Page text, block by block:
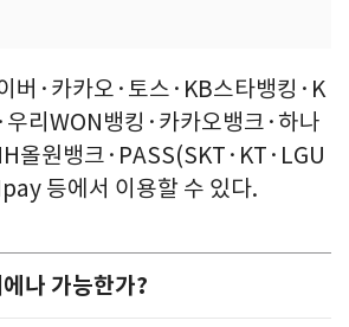
버·카카오·토스·KB스타뱅킹·K
리WON뱅킹·카카오뱅크·하나
올원뱅크·PASS(SKT·KT·LGU
등에서 이용할 수 있다.
나 가능한가?